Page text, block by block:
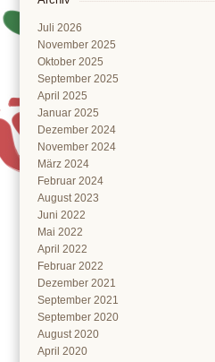
Juli 2026
November 2025
Oktober 2025
September 2025
April 2025
Januar 2025
Dezember 2024
November 2024
März 2024
Februar 2024
August 2023
Juni 2022
Mai 2022
April 2022
Februar 2022
Dezember 2021
September 2021
September 2020
August 2020
April 2020